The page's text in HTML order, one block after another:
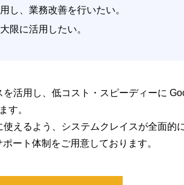
し、業務改善を行いたい。
限に活用したい。
活用し、低コスト・スピーディーに
す。
えるよう、システムクレイスが全面的
ート体制をご用意しております。